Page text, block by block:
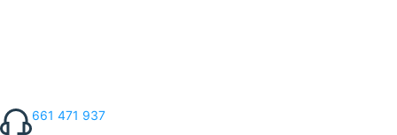
661 471 937